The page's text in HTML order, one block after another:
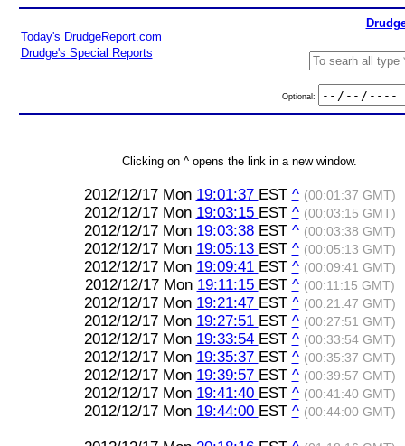
Today's DrudgeReport.com
Drudge's Special Reports
Optional:
Clicking on ^ opens the link in a new window.
2012/12/17 Mon 19:01:37 EST ^ (00:01:37 GMT)
2012/12/17 Mon 19:03:15 EST ^ (00:03:15 GMT)
2012/12/17 Mon 19:03:38 EST ^ (00:03:38 GMT)
2012/12/17 Mon 19:05:13 EST ^ (00:05:13 GMT)
2012/12/17 Mon 19:09:41 EST ^ (00:09:41 GMT)
2012/12/17 Mon 19:11:15 EST ^ (00:11:15 GMT)
2012/12/17 Mon 19:21:47 EST ^ (00:21:47 GMT)
2012/12/17 Mon 19:27:51 EST ^ (00:27:51 GMT)
2012/12/17 Mon 19:33:54 EST ^ (00:33:54 GMT)
2012/12/17 Mon 19:35:37 EST ^ (00:35:37 GMT)
2012/12/17 Mon 19:39:57 EST ^ (00:39:57 GMT)
2012/12/17 Mon 19:41:40 EST ^ (00:41:40 GMT)
2012/12/17 Mon 19:44:00 EST ^ (00:44:00 GMT)